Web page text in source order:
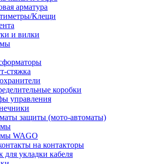
арматура
Клещи
и вилки
стяжка
коробки
управления
защиты (мото-автоматы)
WAGO
на контакторы
для укладки кабеля